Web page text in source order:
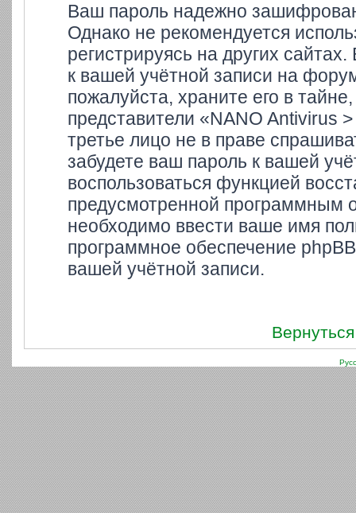
Ваш пароль надежно
Однако не рекомендуется
регистрируясь на других
к вашей учётной записи на
пожалуйста, храните его в
представители «NANO Antivirus
третье лицо не в праве
забудете ваш пароль к вашей
воспользоваться функцией
предусмотренной программным
необходимо ввести ваше имя
программное обеспечение
вашей учётной записи.